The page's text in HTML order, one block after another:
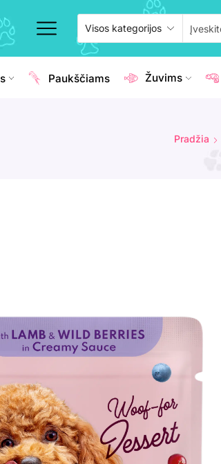
Paukščiams Žuvims
Pradžia